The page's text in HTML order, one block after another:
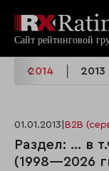
2014 2013
01.01.2013 B2B
Раздел: ... в
(1998—2026